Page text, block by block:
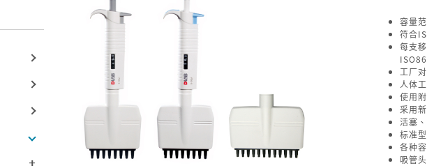
容量
符合
每支
工厂
人体
使用
采用
活塞
标准
各种
吸管